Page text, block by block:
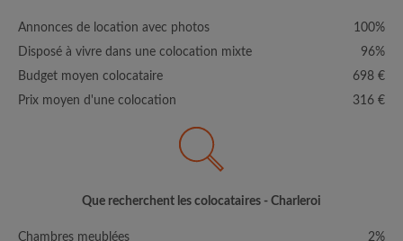
Annonces de location avec photos
100%
Disposé à vivre dans une colocation mixte
96%
Budget moyen colocataire
698 €
Prix moyen d'une colocation
316 €
Que recherchent les colocataires - Charleroi
Chambres meublées 2%